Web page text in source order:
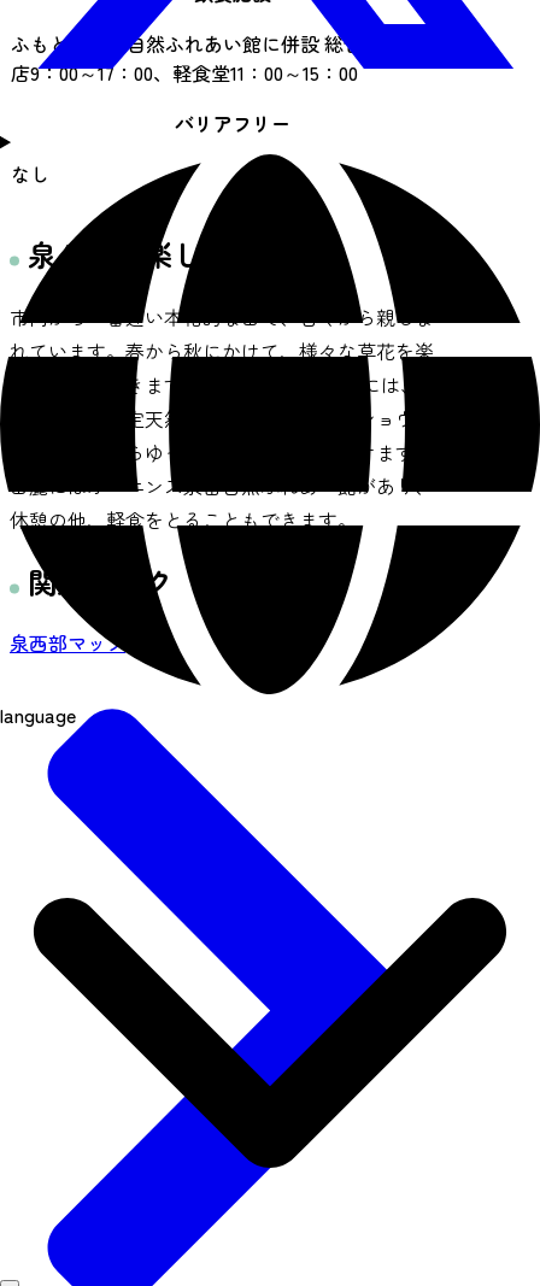
language
ふもとの泉岳自然ふれあい館に併設 総合案内・売
店9：00～17：00、軽食堂11：00～15：00
バリアフリー
なし
泉ケ岳の楽しみ方
市内から一番近い本格的な山で、古くから親しま
れています。春から秋にかけて、様々な草花を楽
しむことができます。面積約5.6haの湿地には、春
に仙台市の指定天然記念物であるミズバショウが
咲き、木道からゆっくりとご観覧いただけます。
山麓にはオーエンス泉岳自然ふれあい館があり、
休憩の他、軽食をとることもできます。
関連リンク
泉西部マップ